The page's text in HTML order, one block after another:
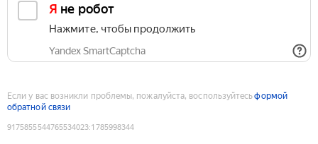
Я не робот
Нажмите, чтобы продолжить
Yandex SmartCaptcha
Если у вас возникли проблемы, пожалуйста, воспользуйтесьформой
обратной связи
9175855544765534023:1785998344